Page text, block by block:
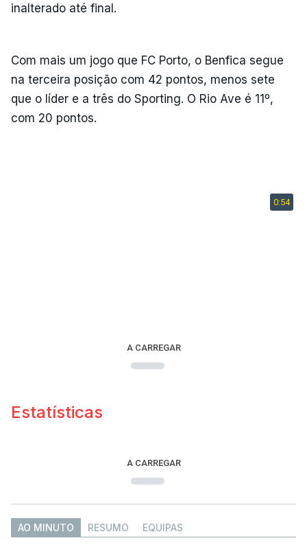
inalterado até final.
Com mais um jogo que FC Porto, o Benfica segue
na terceira posição com 42 pontos, menos sete
que o líder e a três do Sporting. O Rio Ave é 11º,
com 20 pontos.
A CARREGAR
Estatísticas
A CARREGAR
AO MINUTO RESUMO EQUIPAS